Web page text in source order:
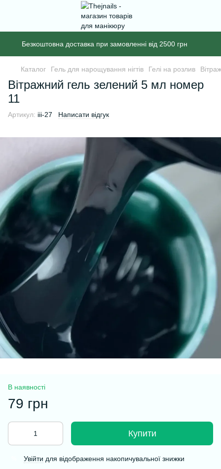
Безкоштовна доставка при замовленні від 2500 грн
Каталог Гель для нарощування нігтів Гелі на розлив
Вітражний гель зелений 5 мл номер
11
Артикул: iii-27 Написати відгук
В наявності
79 грн
Купити
Увійти для відображення накопичувальної знижки